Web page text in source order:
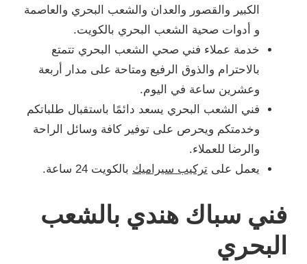
الكبير والقصور والعدان والشعب البحري والعاصمة
و أدوات صحية الشعب البحري بالكويت.
خدمة عملاء فني صحي الشعب البحري تتمتع
بالاحترام والذوق الرفيع ومتاحة على مدار أربعة
وعشرين ساعة في اليوم.
فني الشعب البحري يسعد دائمًا باستقبال طلباتكم
وخدمتكم ويحرص على توفير كافة وسائل الراحة
والرضا للعملاء.
يعمل على تركيب سيراميك بالكويت 24 ساعة.
فني سباك هندي بالشعب
البحري